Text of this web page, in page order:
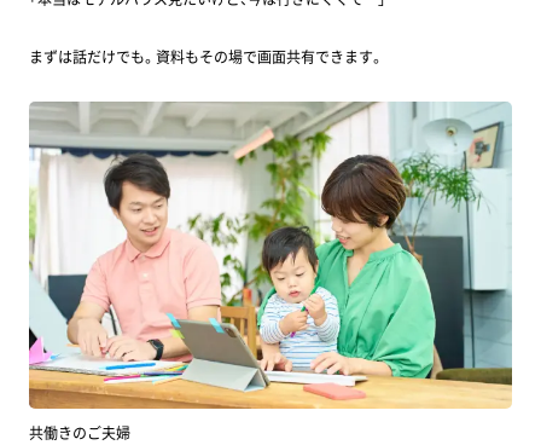
まずは話だけでも。資料もその場で画面共有できます。
共働きのご夫婦